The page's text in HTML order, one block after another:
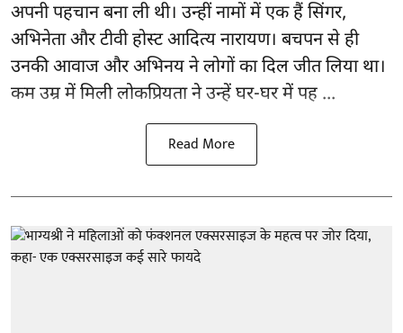
अपनी पहचान बना ली थी। उन्हीं नामों में एक हैं सिंगर,
अभिनेता और टीवी होस्ट आदित्य नारायण। बचपन से ही
उनकी आवाज और अभिनय ने लोगों का दिल जीत लिया था।
कम उम्र में मिली लोकप्रियता ने उन्हें घर-घर में पह ...
Read More